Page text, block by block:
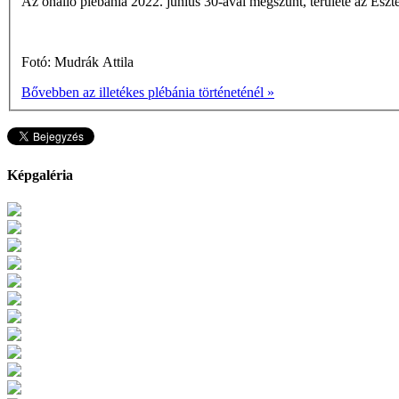
Fotó: Mudrák Attila
Bővebben az illetékes plébánia történeténél »
Képgaléria